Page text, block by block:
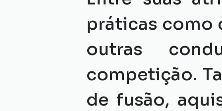
práticas como
outras
competição.
de fusão,